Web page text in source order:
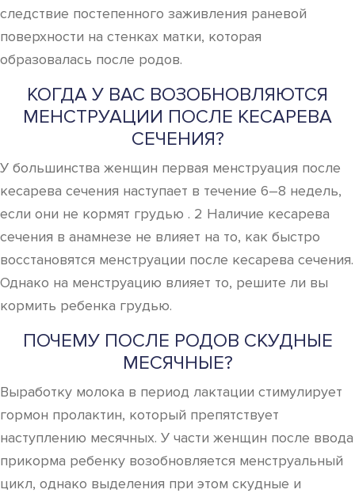
следствие постепенного заживления раневой
поверхности на стенках матки, которая
образовалась после родов.
КОГДА У ВАС ВОЗОБНОВЛЯЮТСЯ
МЕНСТРУАЦИИ ПОСЛЕ КЕСАРЕВА
СЕЧЕНИЯ?
У большинства женщин первая менструация после
кесарева сечения наступает в течение 6–8 недель,
если они не кормят грудью . 2 Наличие кесарева
сечения в анамнезе не влияет на то, как быстро
восстановятся менструации после кесарева сечения.
Однако на менструацию влияет то, решите ли вы
кормить ребенка грудью.
ПОЧЕМУ ПОСЛЕ РОДОВ СКУДНЫЕ
МЕСЯЧНЫЕ?
Выработку молока в период лактации стимулирует
гормон пролактин, который препятствует
наступлению месячных. У части женщин после ввода
прикорма ребенку возобновляется менструальный
цикл, однако выделения при этом скудные и